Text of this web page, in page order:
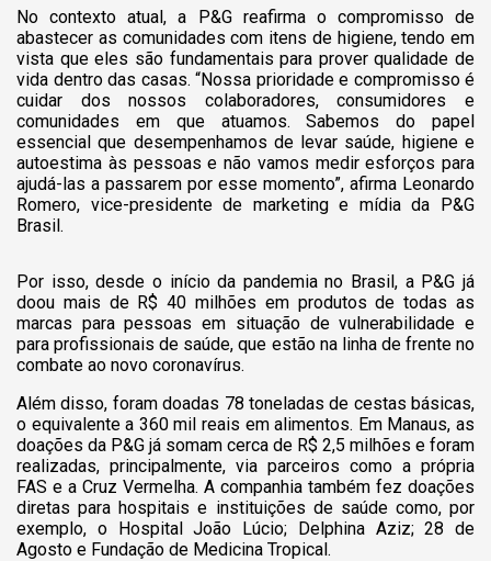
No contexto atual, a P&G reafirma o compromisso de
abastecer as comunidades com itens de higiene, tendo em
vista que eles são fundamentais para prover qualidade de
vida dentro das casas. “Nossa prioridade e compromisso é
cuidar dos nossos colaboradores, consumidores e
comunidades em que atuamos. Sabemos do papel
essencial que desempenhamos de levar saúde, higiene e
autoestima às pessoas e não vamos medir esforços para
ajudá-las a passarem por esse momento”, afirma Leonardo
Romero, vice-presidente de marketing e mídia da P&G
Brasil.
Por isso, desde o início da pandemia no Brasil, a P&G já
doou mais de R$ 40 milhões em produtos de todas as
marcas para pessoas em situação de vulnerabilidade e
para profissionais de saúde, que estão na linha de frente no
combate ao novo coronavírus.
Além disso, foram doadas 78 toneladas de cestas básicas,
o equivalente a 360 mil reais em alimentos. Em Manaus, as
doações da P&G já somam cerca de R$ 2,5 milhões e foram
realizadas, principalmente, via parceiros como a própria
FAS e a Cruz Vermelha. A companhia também fez doações
diretas para hospitais e instituições de saúde como, por
exemplo, o Hospital João Lúcio; Delphina Aziz; 28 de
Agosto e Fundação de Medicina Tropical.